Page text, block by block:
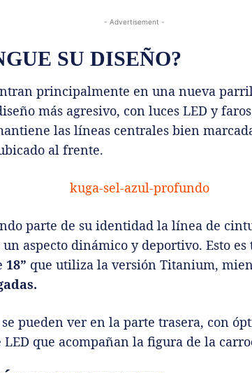
- Advertisement -
SU DISEÑO?
principalmente en una nueva
más agresivo, con luces LED y
las líneas centrales bien
al frente.
parte de su identidad la línea de
aspecto dinámico y deportivo. Esto
18” que utiliza la versión Titanium,
pueden ver en la parte trasera, con
que acompañan la figura de la